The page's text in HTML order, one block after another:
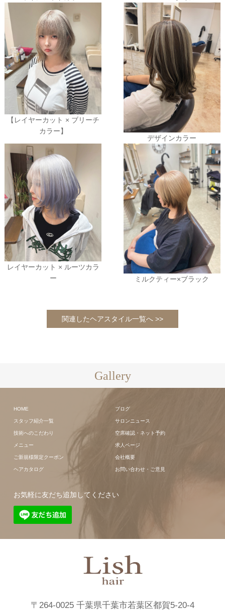
【レイヤーカット × ブリーチ
カラー】
デザインカラー
レイヤーカット × ルーツカラ
ー
ミルクティー×ブラック
関連したヘアスタイル一覧へ >>
Gallery
HOME
スタッフ紹介一覧
技術へのこだわり
メニュー
ご新規様限定クーポン
ヘアカタログ
ブログ
サロンニュース
空席確認・ネット予約
求人ページ
会社概要
お問い合わせ・ご意見
お気軽に友だち追加してください
〒264-0025 千葉県千葉市若葉区都賀5-20-4